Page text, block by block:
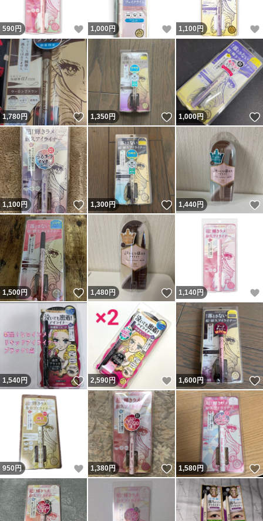
590 円 いいね！
1,000 円 いいね！
1,100 円
1,780円 いいね！
1,350円 いいね！
1,000円
1,100円 いいね！
1,300円 いいね！
1,440円
1,500円 いいね！
1,480円 いいね！
1,140 円
1,540円 いいね！
2,590円 いいね！
1,600円
950 円 いいね！
1,380円 いいね！
1,580円